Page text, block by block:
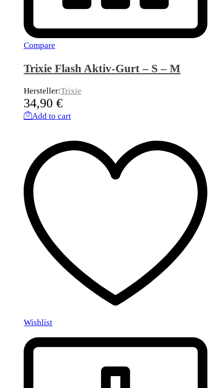
Compare
Trixie Flash Aktiv-Gurt – S – M
Hersteller:Trixie
34,90 €
Add to cart
Wishlist